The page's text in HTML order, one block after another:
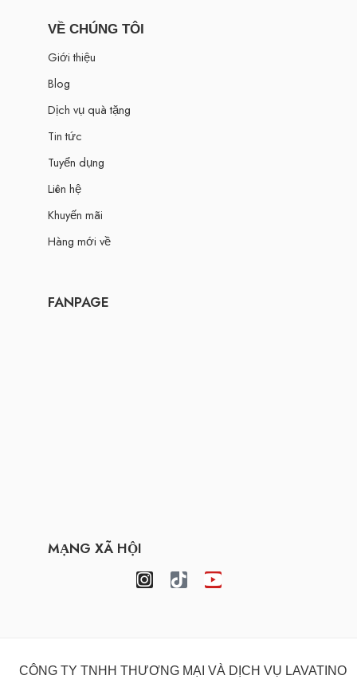
VỀ CHÚNG TÔI
Giới thiệu
Blog
Dịch vụ quà tặng
Tin tức
Tuyển dụng
Liên hệ
Khuyến mãi
Hàng mới về
FANPAGE
MẠNG XÃ HỘI
CÔNG TY TNHH THƯƠNG MẠI VÀ DỊCH VỤ LAVATINO